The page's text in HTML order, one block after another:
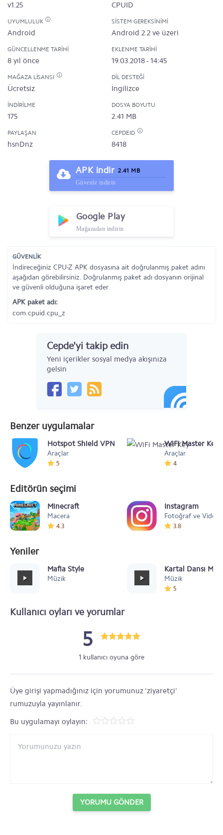
v1.25 CPUID
UYUMLULUK
Android
SISTEM GEREKSINIMI
Android 2.2 ve üzeri
GÜNCELLENME TARIHI
8 yıl önce
EKLENME TARIHI
19.03.2018 - 14:45
MAĞAZA LISANSI
Ücretsiz
DIL DESTEĞI
İngilizce
İNDIRILME
175
DOSYA BOYUTU
2.41 MB
PAYLAŞAN
hsnDnz
CEPDEID
8418
APK indir 2.41 MB
Güvenle indirin
Google Play
Mağazadan indirin
GÜVENLİK
İndireceğiniz CPU-Z APK dosyasına ait doğrulanmış paket adını
aşağıdan görebilirsiniz. Doğrulanmış paket adı dosyanın orijinal
ve güvenli olduğuna işaret eder.
APK paket adı:
com.cpuid.cpu_z
Cepde'yi takip edin
Yeni içerikler sosyal medya akışınıza
gelsin
Benzer uygulamalar
Hotspot Shield VPN
Araçlar
5
WiFi Master Key
Araçlar
4
Editörün seçimi
Minecraft
Macera
4.3
Instagram
Fotoğraf ve Video
3.8
Yeniler
Mafia Style
Müzik
Kartal Dansı
Müzik
5
Kullanıcı oyları ve yorumlar
5
1 kullanıcı oyuna göre
Üye girişi yapmadığınız için yorumunuz 'ziyaretçi'
rumuzuyla yayınlanır.
Bu uygulamayı oylayın:
YORUMU GÖNDER